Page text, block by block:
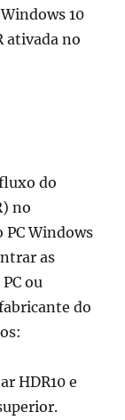
10
ativada no
do
no
Windows
as
ou
do
HDR10 e